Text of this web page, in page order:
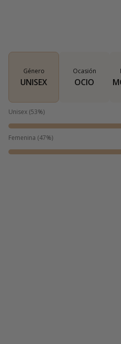
Género
UNISEX
Ocasión
OCIO
Unisex (53%)
Femenina (47%)